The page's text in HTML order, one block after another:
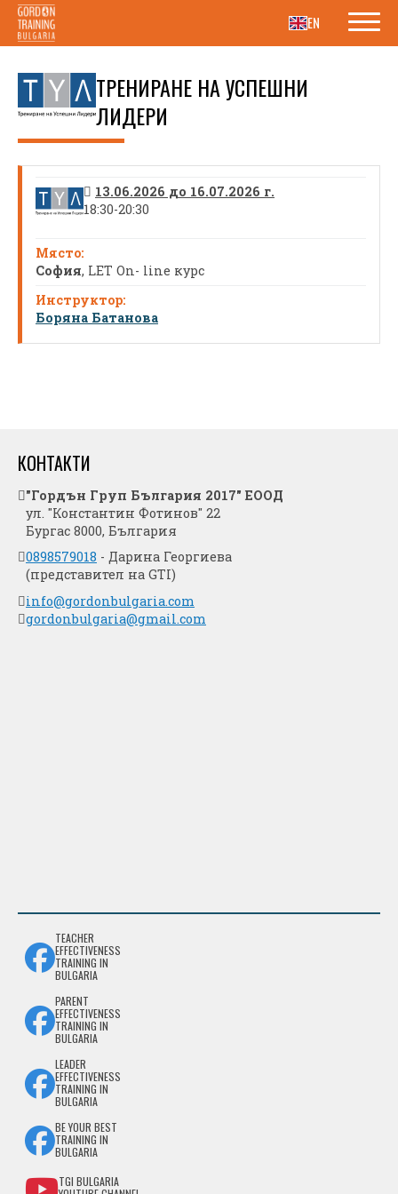
EN
ТРЕНИРАНЕ НА УСПЕШНИ
ЛИДЕРИ
13.06.2026 до 16.07.2026 г.
18:30-20:30
София, LET On- line курс
Боряна Батанова
КОНТАКТИ
"Гордън Груп България 2017" ЕООД
ул. "Константин Фотинов" 22
Бургас 8000, България
0898579018 - Дарина Георгиева
(представител на GTI)
info@gordonbulgaria.com
gordonbulgaria@gmail.com
TEACHER
EFFECTIVENESS
TRAINING IN
BULGARIA
PARENT
EFFECTIVENESS
TRAINING IN
BULGARIA
LEADER
EFFECTIVENESS
TRAINING IN
BULGARIA
BE YOUR BEST
TRAINING IN
BULGARIA
TGI BULGARIA